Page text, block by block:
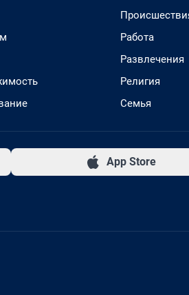
Работа
Развлечения
Религия
Семья
App Store